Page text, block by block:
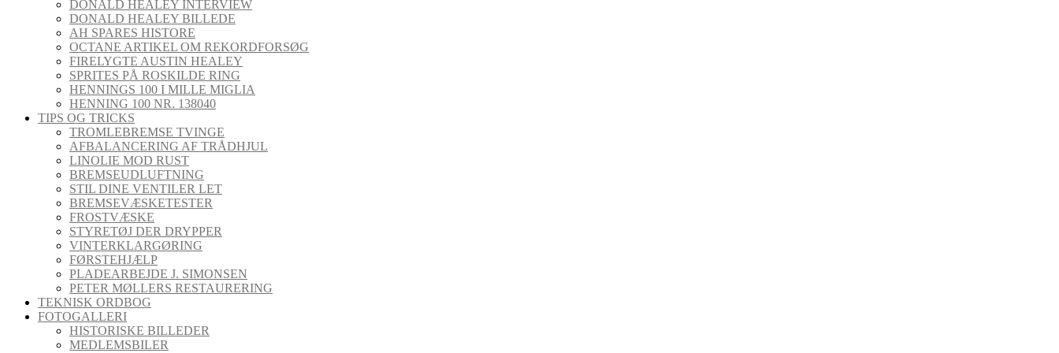
DONALD HEALEY INTERVIEW
DONALD HEALEY BILLEDE
AH SPARES HISTORE
OCTANE ARTIKEL OM REKORDFORSØG
FIRELYGTE AUSTIN HEALEY
SPRITES PÅ ROSKILDE RING
HENNINGS 100 I MILLE MIGLIA
HENNING 100 NR. 138040
TIPS OG TRICKS
TROMLEBREMSE TVINGE
AFBALANCERING AF TRÅDHJUL
LINOLIE MOD RUST
BREMSEUDLUFTNING
STIL DINE VENTILER LET
BREMSEVÆSKETESTER
FROSTVÆSKE
STYRETØJ DER DRYPPER
VINTERKLARGØRING
FØRSTEHJÆLP
PLADEARBEJDE J. SIMONSEN
PETER MØLLERS RESTAURERING
TEKNISK ORDBOG
FOTOGALLERI
HISTORISKE BILLEDER
MEDLEMSBILER